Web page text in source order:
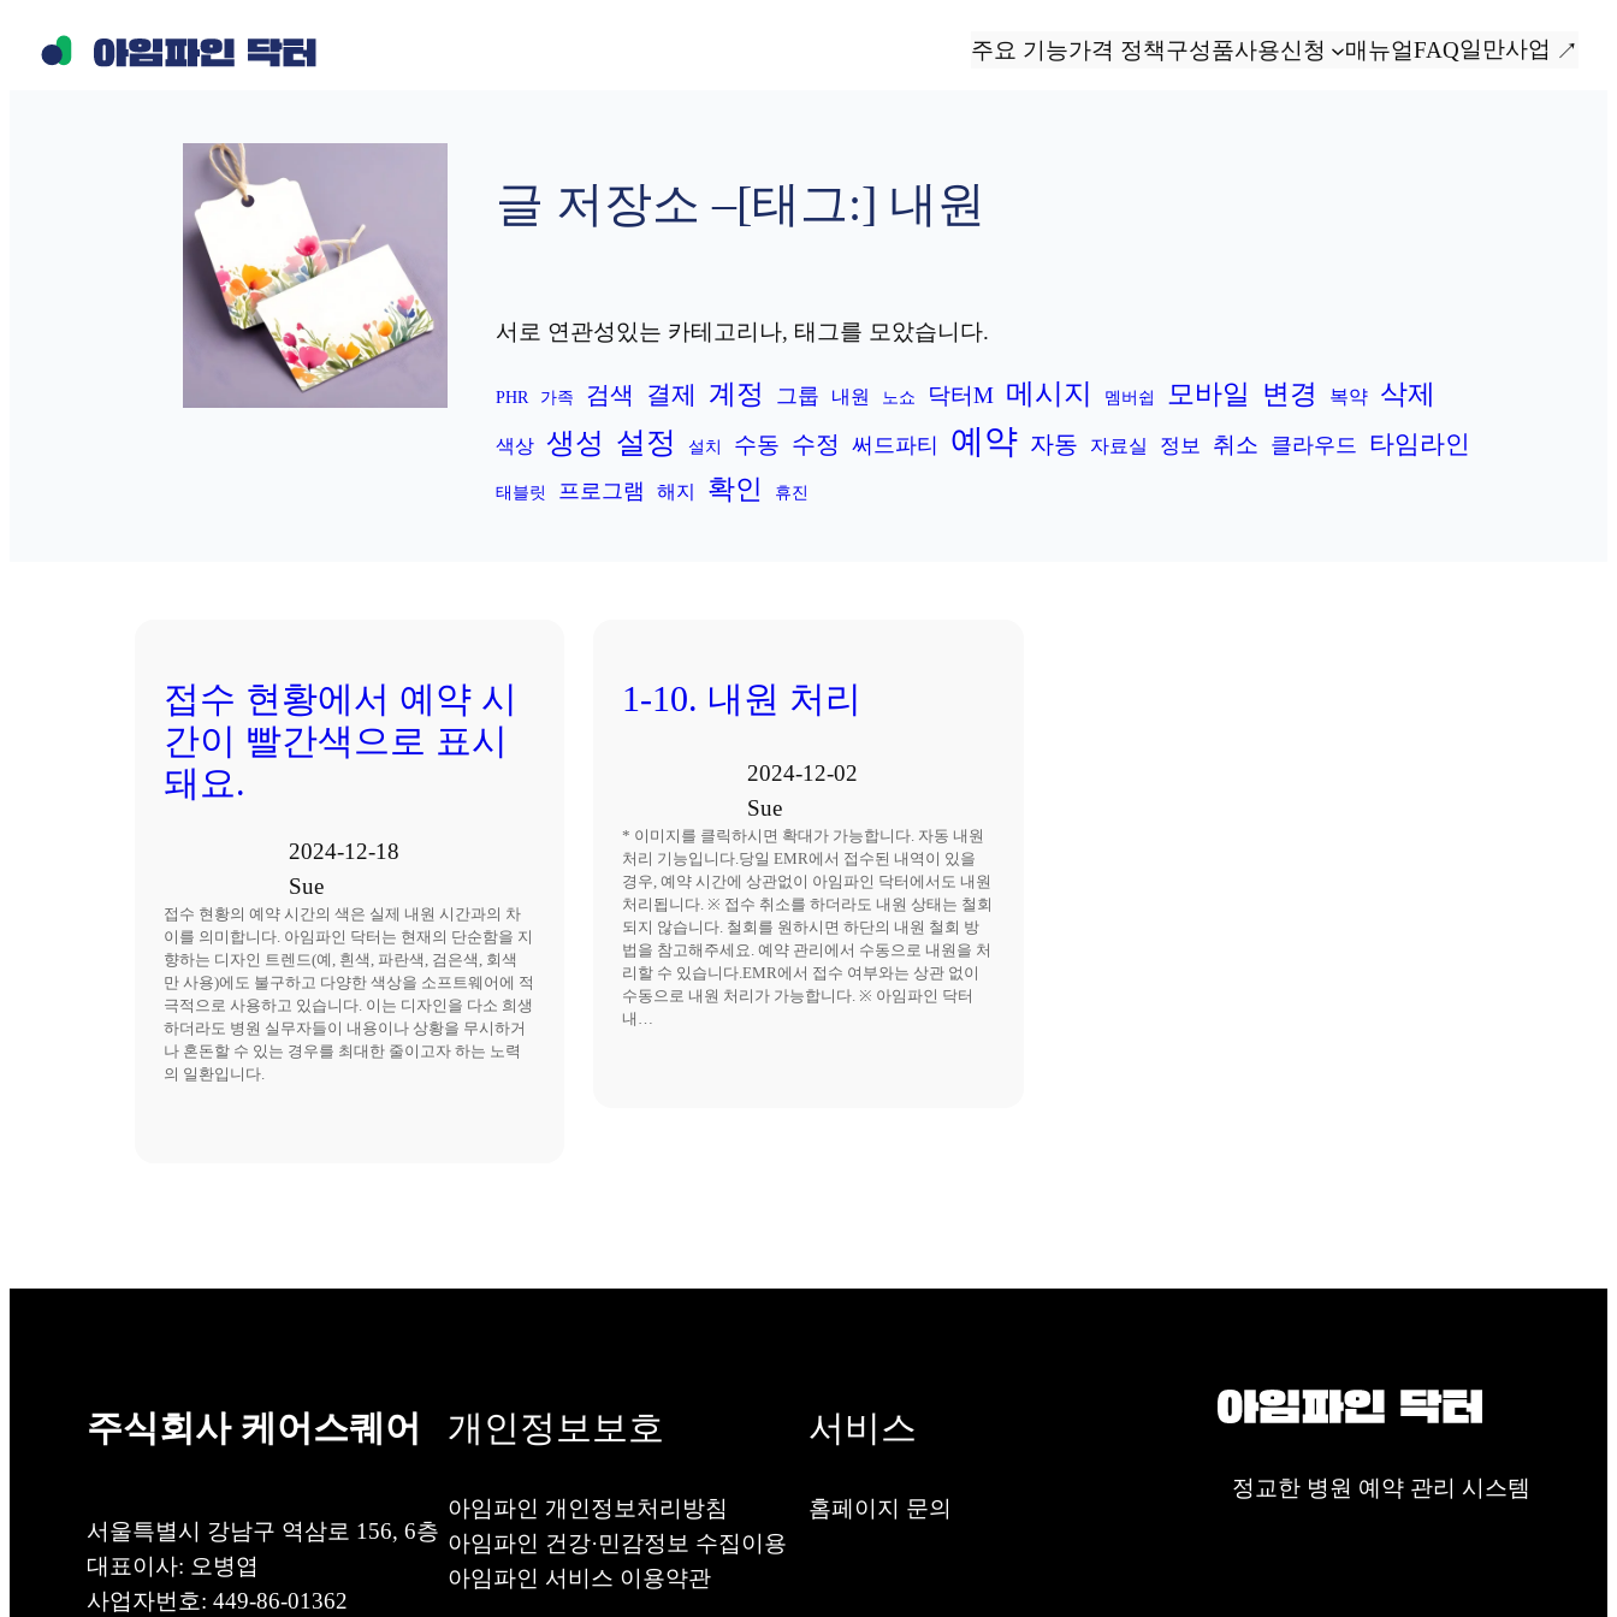
주요 기능가격 정책구성품사용신청 매뉴얼FAQ일만사업
글 저장소 –[태그:] 내원
서로 연관성있는 카테고리나, 태그를 모았습니다.
PHR 가족 검색 결제 계정 그룹 내원 노쇼 닥터M 메시지 멤버쉽 모바일 변경 복약 삭제
색상 생성 설정 설치 수동 수정 써드파티 예약 자동 자료실 정보 취소 클라우드 타임라인
태블릿 프로그램 해지 확인 휴진
접수 현황에서 예약 시
간이 빨간색으로 표시
돼요.
2024-12-18
Sue
접수 현황의 예약 시간의 색은 실제 내원 시간과의 차
이를 의미합니다. 아임파인 닥터는 현재의 단순함을 지
향하는 디자인 트렌드(예, 흰색, 파란색, 검은색, 회색
만 사용)에도 불구하고 다양한 색상을 소프트웨어에 적
극적으로 사용하고 있습니다. 이는 디자인을 다소 희생
하더라도 병원 실무자들이 내용이나 상황을 무시하거
나 혼돈할 수 있는 경우를 최대한 줄이고자 하는 노력
의 일환입니다.
1-10. 내원 처리
2024-12-02
Sue
* 이미지를 클릭하시면 확대가 가능합니다. 자동 내원
처리 기능입니다.당일 EMR에서 접수된 내역이 있을
경우, 예약 시간에 상관없이 아임파인 닥터에서도 내원
처리됩니다. ※ 접수 취소를 하더라도 내원 상태는 철회
되지 않습니다. 철회를 원하시면 하단의 내원 철회 방
법을 참고해주세요. 예약 관리에서 수동으로 내원을 처
리할 수 있습니다.EMR에서 접수 여부와는 상관 없이
수동으로 내원 처리가 가능합니다. ※ 아임파인 닥터
내…
주식회사 케어스퀘어
서울특별시 강남구 역삼로 156, 6층
대표이사: 오병엽
사업자번호: 449-86-01362
개인정보보호
아임파인 개인정보처리방침
아임파인 건강·민감정보 수집이용
아임파인 서비스 이용약관
서비스
홈페이지 문의
정교한 병원 예약 관리 시스템